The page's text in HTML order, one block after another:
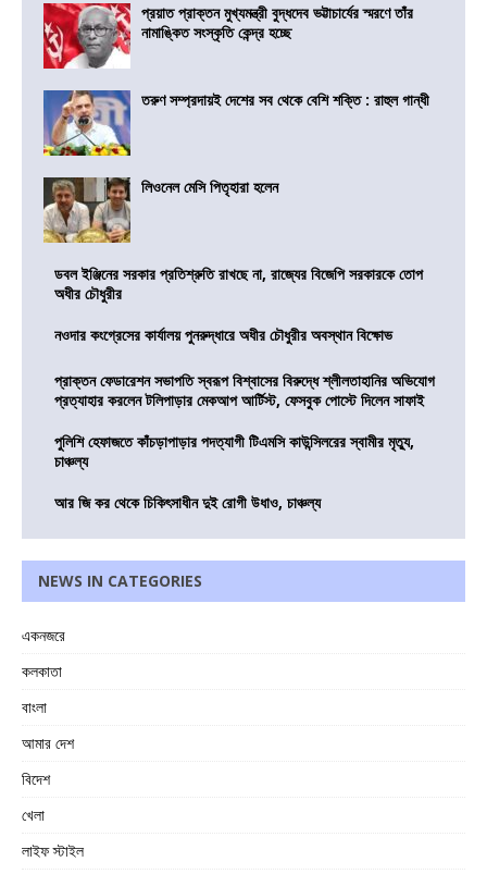
প্রয়াত প্রাক্তন মুখ্যমন্ত্রী বুদ্ধদেব ভট্টাচার্যের স্মরণে তাঁর
নামাঙ্কিত সংস্কৃতি কেন্দ্র হচ্ছে
তরুণ সম্প্রদায়ই দেশের সব থেকে বেশি শক্তি : রাহুল গান্ধী
লিওনেল মেসি পিতৃহারা হলেন
ডবল ইঞ্জিনের সরকার প্রতিশ্রুতি রাখছে না, রাজ্যের বিজেপি সরকারকে তোপ
অধীর চৌধুরীর
নওদার কংগ্রেসের কার্যালয় পুনরুদ্ধারে অধীর চৌধুরীর অবস্থান বিক্ষোভ
প্রাক্তন ফেডারেশন সভাপতি স্বরূপ বিশ্বাসের বিরুদ্ধে শ্লীলতাহানির অভিযোগ
প্রত্যাহার করলেন টলিপাড়ার মেকআপ আর্টিস্ট, ফেসবুক পোস্টে দিলেন সাফাই
পুলিশি হেফাজতে কাঁচড়াপাড়ার পদত্যাগী টিএমসি কাউন্সিলরের স্বামীর মৃত্যু,
চাঞ্চল্য
আর জি কর থেকে চিকিৎসাধীন দুই রোগী উধাও, চাঞ্চল্য
NEWS IN CATEGORIES
একনজরে
কলকাতা
বাংলা
আমার দেশ
বিদেশ
খেলা
লাইফ স্টাইল